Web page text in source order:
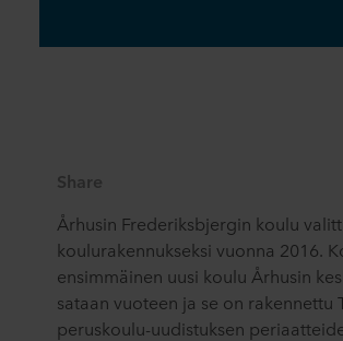
Share
Århusin Frederiksbjergin koulu
koulurakennukseksi vuonna 2016.
ensimmäinen uusi koulu Århusin
sataan vuoteen ja se on rakennettu
peruskoulu-uudistuksen